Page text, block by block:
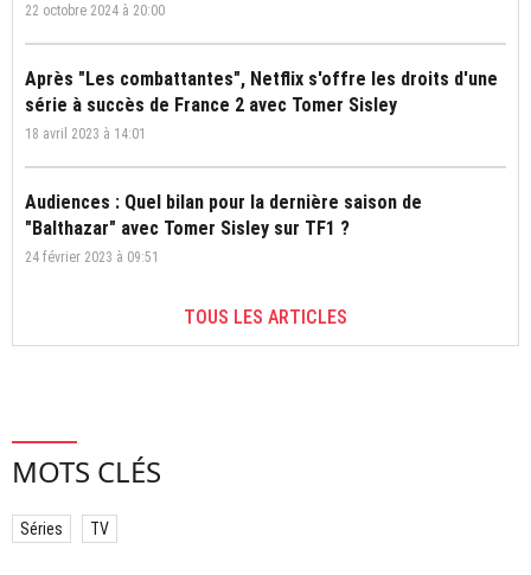
22 octobre 2024 à 20:00
Après "Les combattantes", Netflix s'offre les droits d'une
série à succès de France 2 avec Tomer Sisley
18 avril 2023 à 14:01
Audiences : Quel bilan pour la dernière saison de
"Balthazar" avec Tomer Sisley sur TF1 ?
24 février 2023 à 09:51
TOUS LES ARTICLES
MOTS CLÉS
Séries TV